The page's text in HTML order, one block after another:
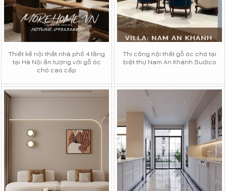
Thiết kế nội thất nhà phố 4 tầng
tại Hà Nội ấn tượng với gỗ óc
chó cao cấp
Thi công nội thất gỗ óc chó tại
biệt thự Nam An Khánh Sudico